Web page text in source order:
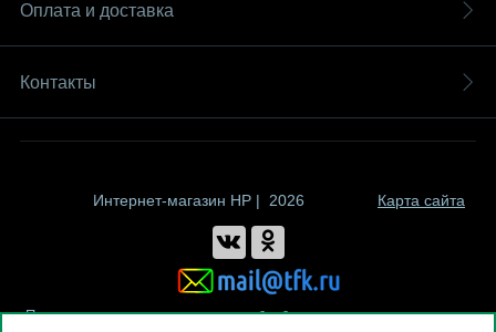
Оплата и доставка
Контакты
Интернет-магазин HP | 2026 Карта сайта
Политика компании в отношении обработки персональных данных